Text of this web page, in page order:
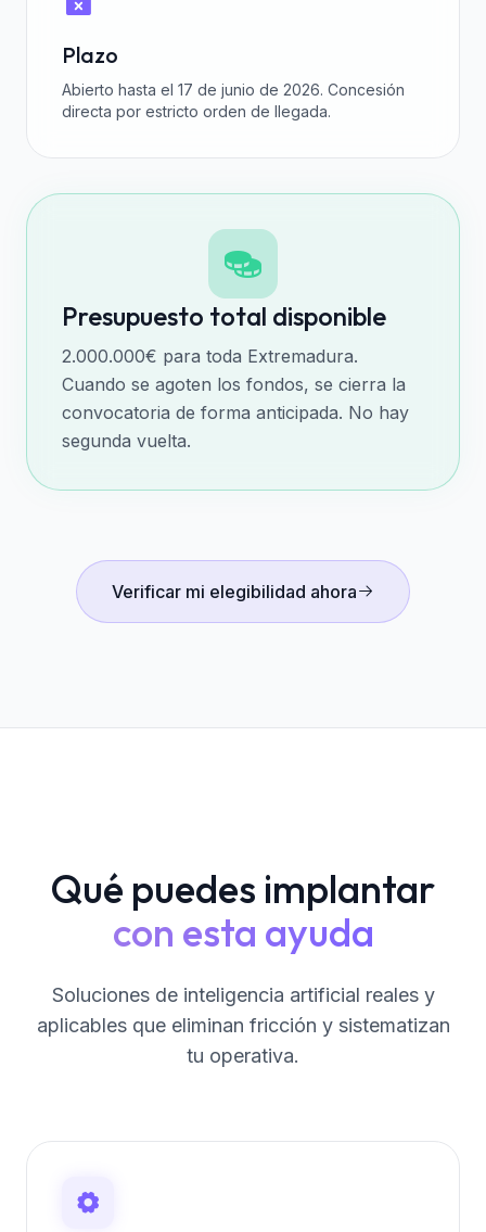
Plazo
Abierto hasta el 17 de junio de 2026. Concesión
directa por estricto orden de llegada.
Presupuesto total disponible
2.000.000€ para toda Extremadura.
Cuando se agoten los fondos, se cierra la
convocatoria de forma anticipada. No hay
segunda vuelta.
Verificar mi elegibilidad ahora
Qué puedes implantar
con esta ayuda
Soluciones de inteligencia artificial reales y
aplicables que eliminan fricción y sistematizan
tu operativa.